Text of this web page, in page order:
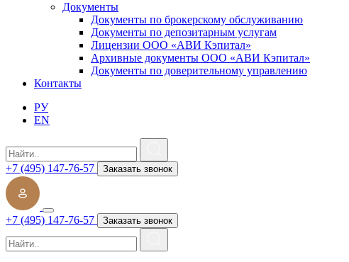
Документы
Документы по брокерскому обслуживанию
Документы по депозитарным услугам
Лицензии ООО «АВИ Кэпитал»
Архивные документы ООО «АВИ Кэпитал»
Документы по доверительному управлению
Контакты
РУ
EN
+7 (495) 147-76-57 Заказать звонок
+7 (495) 147-76-57 Заказать звонок